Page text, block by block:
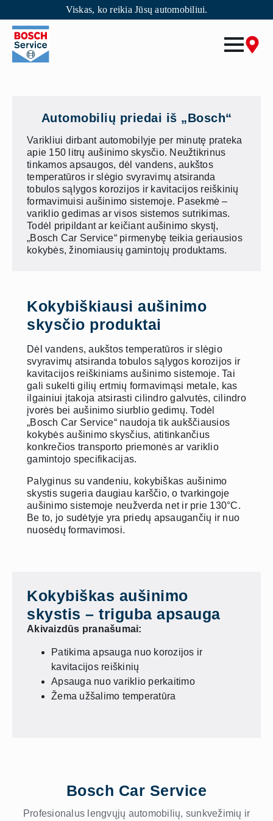
to
main
content
Viskas, ko reikia Jūsų automobiliui.
Automobilių priedai iš „Bosch“
Varikliui dirbant automobilyje per minutę prateka
apie 150 litrų aušinimo skysčio. Neužtikrinus
tinkamos apsaugos, dėl vandens, aukštos
temperatūros ir slėgio svyravimų atsiranda
tobulos sąlygos korozijos ir kavitacijos reiškinių
formavimuisi aušinimo sistemoje. Pasekmė –
variklio gedimas ar visos sistemos sutrikimas.
Todėl pripildant ar keičiant aušinimo skystį,
„Bosch Car Service“ pirmenybę teikia geriausios
kokybės, žinomiausių gamintojų produktams.
Kokybiškiausi aušinimo
skysčio produktai
Dėl vandens, aukštos temperatūros ir slėgio
svyravimų atsiranda tobulos sąlygos korozijos ir
kavitacijos reiškiniams aušinimo sistemoje. Tai
gali sukelti gilių ertmių formavimąsi metale, kas
ilgainiui įtakoja atsirasti cilindro galvutės, cilindro
įvorės bei aušinimo siurblio gedimų. Todėl
„Bosch Car Service“ naudoja tik aukščiausios
kokybės aušinimo skysčius, atitinkančius
konkrečios transporto priemonės ar variklio
gamintojo specifikacijas.
Palyginus su vandeniu, kokybiškas aušinimo
skystis sugeria daugiau karščio, o tvarkingoje
aušinimo sistemoje neužverda net ir prie 130°C.
Be to, jo sudėtyje yra priedų apsaugančių ir nuo
nuosėdų formavimosi.
Kokybiškas aušinimo
skystis – triguba apsauga
Akivaizdūs pranašumai:
Patikima apsauga nuo korozijos ir
kavitacijos reiškinių
Apsauga nuo variklio perkaitimo
Žema užšalimo temperatūra
Bosch Car Service
Profesionalus lengvųjų automobilių, sunkvežimių ir